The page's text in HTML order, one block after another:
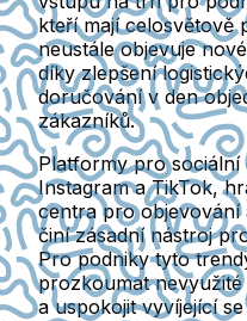
kteří mají celosvětově
neustále objevuje
díky zlepšení
doručování v den
zákazníků.
Platformy pro sociální
Instagram a TikTok,
centra pro
činí zásadní nástroj
Pro podniky tyto
prozkoumat
a uspokojit vyvíjející